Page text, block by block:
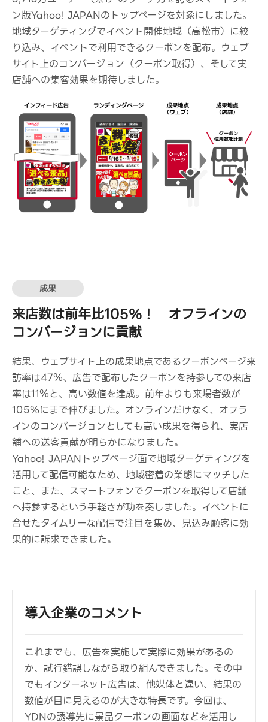
ン版Yahoo! JAPANのトップページを対象にしました。
地域ターゲティングでイベント開催地域（高松市）に絞
り込み、イベントで利用できるクーポンを配布。ウェブ
サイト上のコンバージョン（クーポン取得）、そして実
店舗への集客効果を期待しました。
成果
来店数は前年比105％！ オフラインの
コンバージョンに貢献
結果、ウェブサイト上の成果地点であるクーポンページ来
訪率は47％、広告で配布したクーポンを持参しての来店
率は11％と、高い数値を達成。前年よりも来場者数が
105％にまで伸びました。オンラインだけなく、オフラ
インのコンバージョンとしても高い成果を得られ、実店
舗への送客貢献が明らかになりました。
Yahoo! JAPANトップページ面で地域ターゲティングを
活用して配信可能なため、地域密着の業態にマッチした
こと、また、スマートフォンでクーポンを取得して店舗
へ持参するという手軽さが功を奏しました。イベントに
合せたタイムリーな配信で注目を集め、見込み顧客に効
果的に訴求できました。
導入企業のコメント
これまでも、広告を実施して実際に効果があるの
か、試行錯誤しながら取り組んできました。その中
でもインターネット広告は、他媒体と違い、結果の
数値が目に見えるのが大きな特長です。今回は、
YDNの誘導先に景品クーポンの画面などを活用し